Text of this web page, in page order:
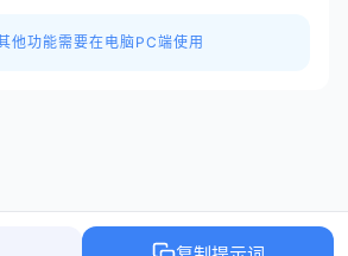
他功能需要在电脑PC端使用